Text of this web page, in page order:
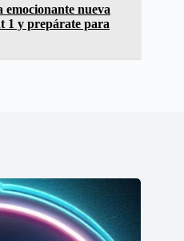
emocionante nueva
1 y prepárate para